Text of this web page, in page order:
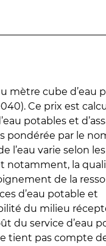
mètre cube d’eau
Ce prix est
potables et
pondérée par le
l’eau varie selon
notamment, la
de la
d’eau potable et
du milieu
du service d’eau
tient pas compte